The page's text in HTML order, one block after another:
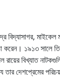
করেন। ১৯১৩
বিখ্যাত
দেশপ্রেমের